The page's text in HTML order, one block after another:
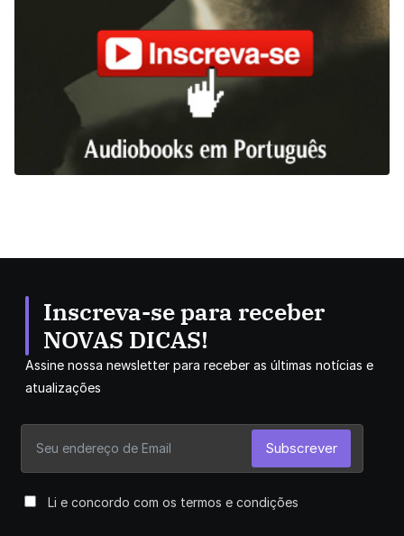
Inscreva-se para receber
NOVAS DICAS!
Assine nossa newsletter para receber as últimas notícias e
atualizações
Li e concordo com os termos e condições
Subscrever